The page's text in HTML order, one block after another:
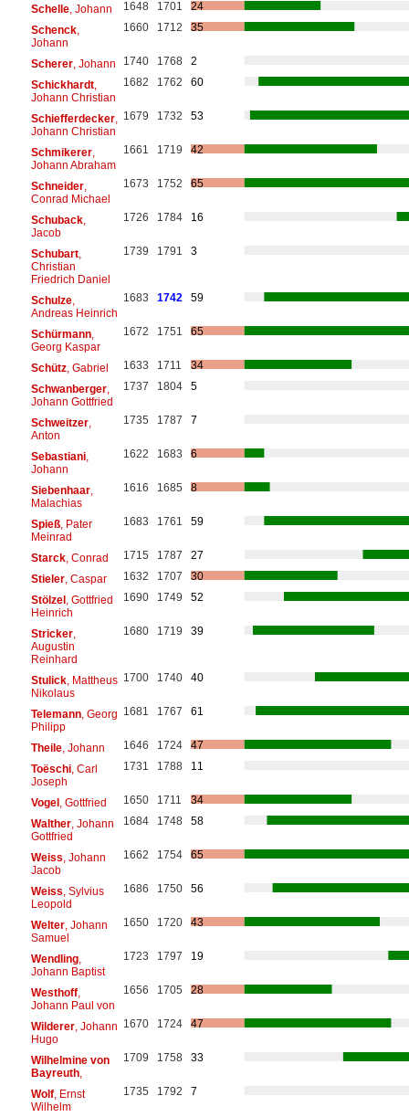
Schelle, Johann 1648 1701
24
Schenck,
Johann
1660 1712 35
Scherer, Johann 1740 1768
2
Schickhardt,
Johann Christian
1682 1762 60
Schiefferdecker,
Johann Christian
1679 1732 53
Schmikerer,
Johann Abraham
1661 1719 42
Schneider,
Conrad Michael
1673 1752 65
Schuback,
Jacob
1726 1784 16
Schubart,
Christian
Friedrich Daniel
1739 1791 3
Schulze,
Andreas Heinrich
1683 1742 59
Schürmann,
Georg Kaspar
1672 1751 65
Schütz, Gabriel 1633 1711
34
Schwanberger,
Johann Gottfried
1737 1804 5
Schweitzer,
Anton
1735 1787 7
Sebastiani,
Johann
1622 1683 6
Siebenhaar,
Malachias
1616 1685 8
Spieß, Pater
Meinrad
1683 1761 59
Starck, Conrad 1715 1787
27
Stieler, Caspar 1632 1707
30
Stölzel, Gottfried
Heinrich
1690 1749 52
Stricker,
Augustin
Reinhard
1680 1719 39
Stulick, Mattheus
Nikolaus
1700 1740 40
Telemann, Georg
Philipp
1681 1767 61
Theile, Johann 1646 1724
47
Toëschi, Carl
Joseph
1731 1788 11
Vogel, Gottfried 1650 1711
34
Walther, Johann
Gottfried
1684 1748 58
Weiss , Johann
Jacob
1662 1754 65
Weiss , Sylvius
Leopold
1686 1750 56
Welter, Johann
Samuel
1650 1720 43
Wendling,
Johann Baptist
1723 1797 19
Westhoff,
Johann Paul von
1656 1705 28
Wilderer, Johann
Hugo
1670 1724 47
Wilhelmine von
Bayreuth,
1709 1758 33
Wolf, Ernst
Wilhelm
1735 1792 7